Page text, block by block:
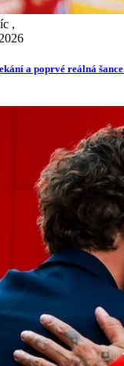
,
a poprvé reálná